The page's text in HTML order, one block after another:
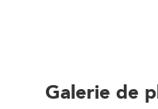
Galerie de